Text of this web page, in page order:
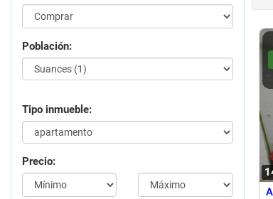
Población:
Tipo inmueble:
Precio: